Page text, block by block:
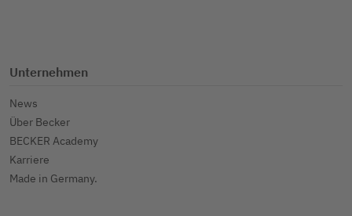
Unternehmen
News
Über Becker
BECKER Academy
Karriere
Made in Germany.